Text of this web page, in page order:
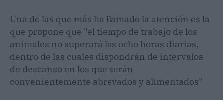
Una de las que más ha llamado la atención es la
que propone que "el tiempo de trabajo de los
animales no superará las ocho horas diarias,
dentro de las cuales dispondrán de intervalos
de descanso en los que serán
convenientemente abrevados y alimentados"